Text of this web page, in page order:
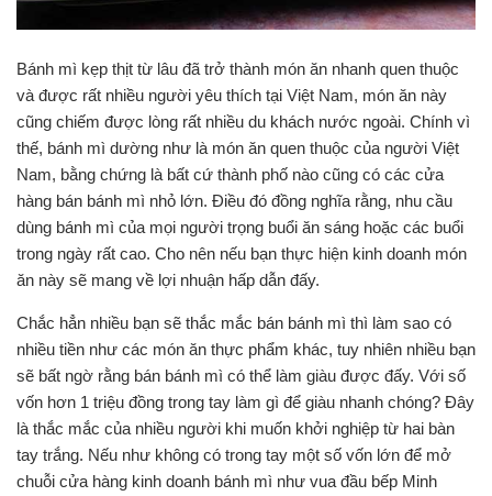
Bánh mì kẹp thịt từ lâu đã trở thành món ăn nhanh quen thuộc
và được rất nhiều người yêu thích tại Việt Nam, món ăn này
cũng chiếm được lòng rất nhiều du khách nước ngoài. Chính vì
thế, bánh mì dường như là món ăn quen thuộc của người Việt
Nam, bằng chứng là bất cứ thành phố nào cũng có các cửa
hàng bán bánh mì nhỏ lớn. Điều đó đồng nghĩa rằng, nhu cầu
dùng bánh mì của mọi người trọng buổi ăn sáng hoặc các buổi
trong ngày rất cao. Cho nên nếu bạn thực hiện kinh doanh món
ăn này sẽ mang về lợi nhuận hấp dẫn đấy.
Chắc hẳn nhiều bạn sẽ thắc mắc bán bánh mì thì làm sao có
nhiều tiền như các món ăn thực phẩm khác, tuy nhiên nhiều bạn
sẽ bất ngờ rằng bán bánh mì có thể làm giàu được đấy. Với số
vốn hơn 1 triệu đồng trong tay làm gì để giàu nhanh chóng? Đây
là thắc mắc của nhiều người khi muốn khởi nghiệp từ hai bàn
tay trắng. Nếu như không có trong tay một số vốn lớn để mở
chuỗi cửa hàng kinh doanh bánh mì như vua đầu bếp Minh